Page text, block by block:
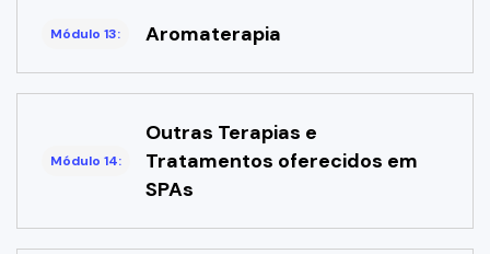
Módulo 13: Aromaterapia
Módulo 14:
Outras Terapias e
Tratamentos oferecidos em
SPAs